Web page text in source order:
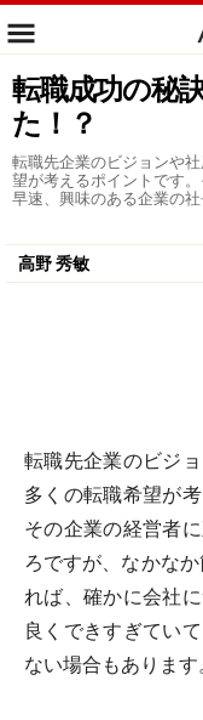
転職成功の秘
た！？
転職先企業のビジョンや
望が考えるポイントです
早速、興味のある企業の
高野 秀敏
転職先企業のビジ
多くの転職希望が
その企業の経営者
ろですが、なかな
れば、確かに会社
良くできすぎてい
ない場合もあります